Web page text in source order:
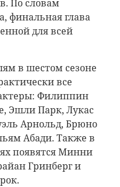
По словам
финальная глава
для всей
в шестом сезоне
все
Филиппин
Эшли Парк, Лукас
Арнольд, Брюно
Абади. Также в
появятся Минни
Гринберг и